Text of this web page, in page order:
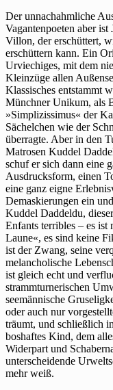
Der unnachahmliche
Vagantenpoeten aber
Villon, der erschüttert,
erschüttern kann. Ein
Urviechiges, mit dem
Kleinzüge allen
Klassisches entstammt
Münchner Unikum, als
»Simplizissimus« der
Sächelchen wie der
überragte. Aber in den
Matrosen Kuddel
schuf er sich dann eine
Ausdrucksform, einen
eine ganz eigne
Demaskierungen ein
Kuddel Daddeldu,
Enfants terribles – es ist
Laune«, es sind keine
ist der Zwang, seine
melancholische
ist gleich echt und
strammturnerischen
seemännische
oder auch nur
träumt, und schließlich
boshaftes Kind, dem
Widerpart und
unterscheidende
mehr weiß.